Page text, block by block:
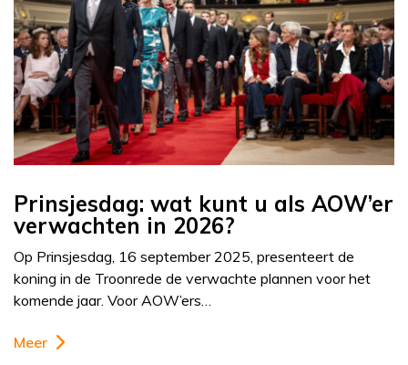
Prinsjesdag: wat kunt u als AOW’er
verwachten in 2026?
Op Prinsjesdag, 16 september 2025, presenteert de
koning in de Troonrede de verwachte plannen voor het
komende jaar. Voor AOW’ers…
Meer